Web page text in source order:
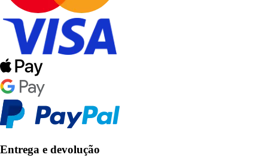
Entrega e devolução